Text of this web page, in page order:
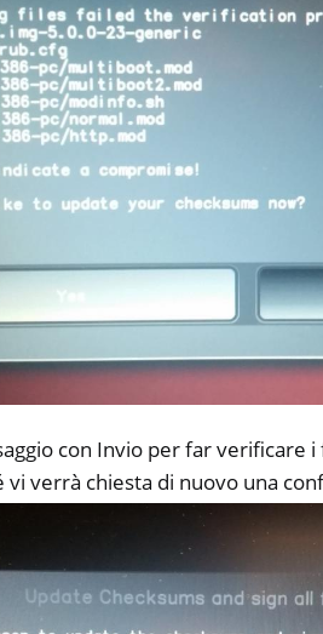
con Invio per far verificare
vi verrà chiesta di nuovo una